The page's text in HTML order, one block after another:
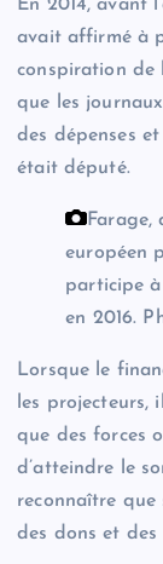
En 2014, avant
avait affirmé à
conspiration de
que les
des dépenses et
était député.
Farage,
européen
participe
en 2016.
Lorsque le
les
que des forces
d’atteindre le
reconnaître
des dons et des